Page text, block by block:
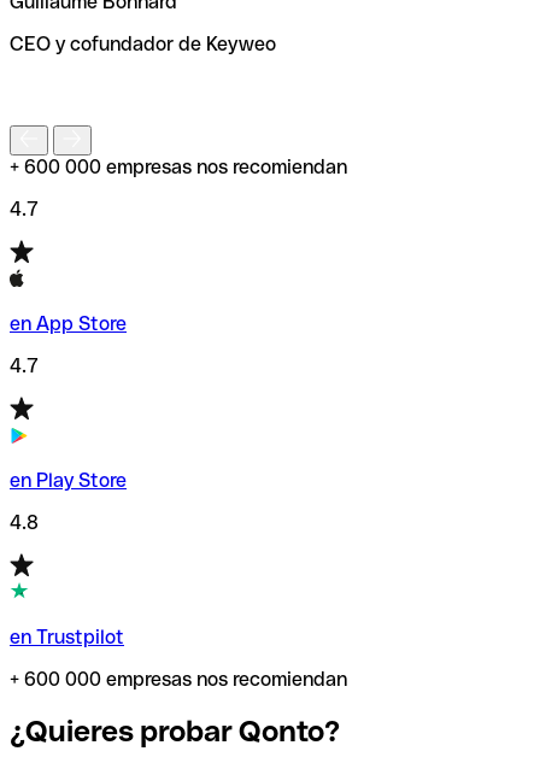
de enviar tu transferencia.
CEO y cofundador de Keyweo
+ 600 000 empresas nos recomiendan
4.7
en App Store
4.7
en Play Store
4.8
en Trustpilot
+ 600 000 empresas nos recomiendan
¿Quieres probar Qonto?